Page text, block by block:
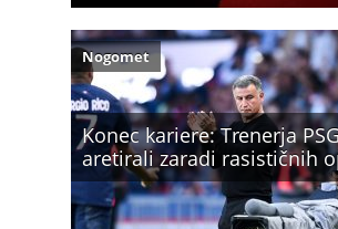
Konec kariere: Trenerja
aretirali zaradi rasističnih
Nogomet